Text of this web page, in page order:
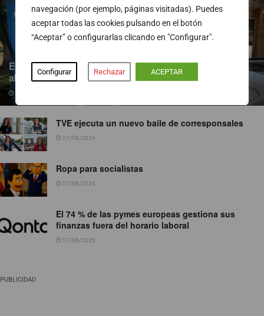
navegación (por ejemplo, páginas visitadas). Puedes
aceptar todas las cookies pulsando en el botón
“Aceptar” o configurarlas clicando en "Configurar".
Configurar Rechazar ACEPTAR
Endesa pone a disposición más de 300 puntos de recarga
abiertos al público
TVE ejecuta un nuevo baile de corresponsales
07/08/2026
Ropa para socialistas
07/08/2026
El 74 % de las pymes europeas gestiona sus
finanzas fuera del horario laboral
07/08/2026
PUBLICIDAD